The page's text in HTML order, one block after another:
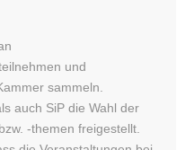
und
sammeln.
auch SiP die Wahl der
-themen freigestellt.